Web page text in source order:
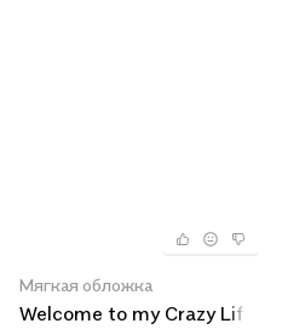
Мягкая обложка
Welcome to my Crazy Life